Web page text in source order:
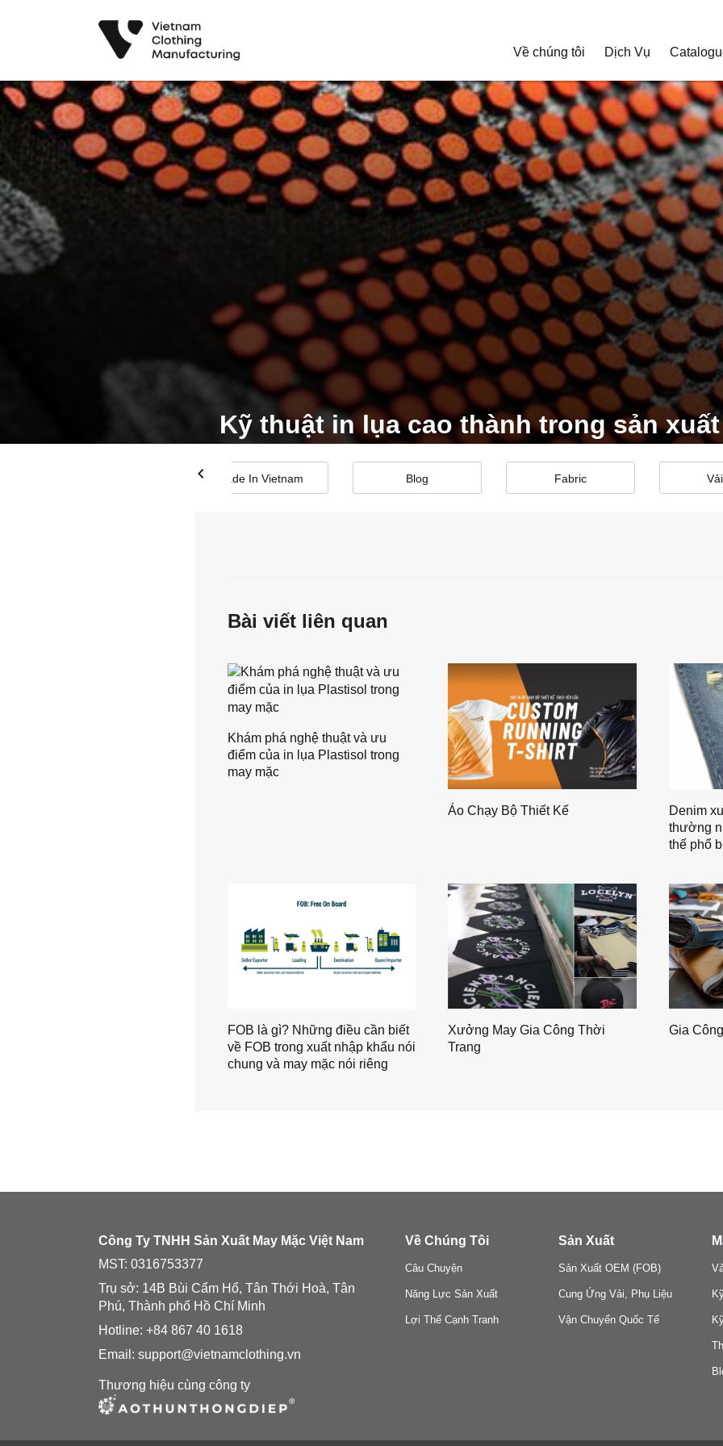
Về chúng tôi Dịch Vụ
Kỹ thuật in lụa cao thành trong sản
Made In Vietnam Blog Fabric
chevron_left
Bài viết liên quan
Khám phá nghệ thuật và ưu
điểm của in lụa Plastisol trong
may mặc
Áo Chạy Bộ Thiết Kế
Denim
thường
thế phổ
FOB là gì? Những điều cần biết
về FOB trong xuất nhập khẩu nói
chung và may mặc nói riêng
Xưởng May Gia Công Thời
Trang
Gia
Công Ty TNHH Sản Xuất May Mặc Việt Nam
MST: 0316753377
Trụ sở: 14B Bùi Cẩm Hổ, Tân Thới Hoà, Tân
Phú, Thành phố Hồ Chí Minh
Hotline: +84 867 40 1618
Email: support@vietnamclothing.vn
Thương hiệu cùng công ty
Về Chúng Tôi
Câu Chuyện
Năng Lực Sản Xuất
Lợi Thế Cạnh Tranh
Sản Xuất
Sản Xuất OEM (FOB)
Cung Ứng Vải, Phụ Liệu
Vận Chuyển Quốc Tế